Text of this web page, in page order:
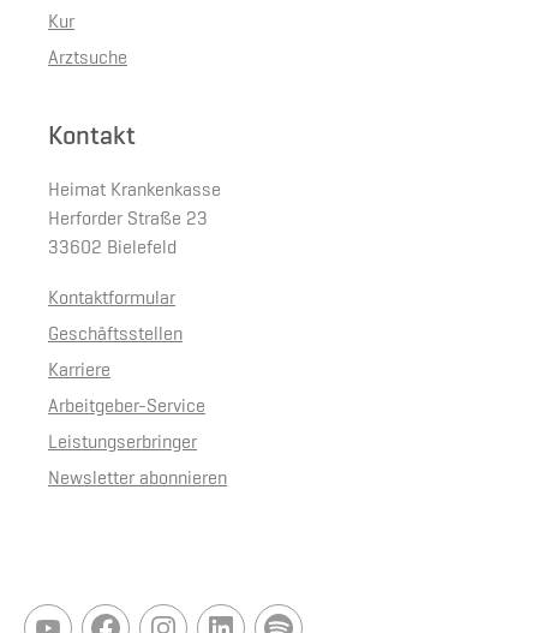
Kur
Arztsuche
Kontakt
Heimat Krankenkasse
Herforder Straße 23
33602 Bielefeld
Kontaktformular
Geschäftsstellen
Karriere
Arbeitgeber-Service
Leistungserbringer
Newsletter abonnieren